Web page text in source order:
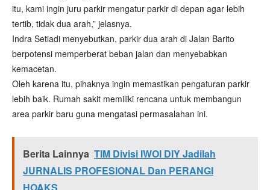
itu, kami ingin juru parkir mengatur parkir di depan agar lebih
tertib, tidak dua arah,” jelasnya.
Indra Setiadi menyebutkan, parkir dua arah di Jalan Barito
berpotensi memperberat beban jalan dan menyebabkan
kemacetan.
Oleh karena itu, pihaknya ingin memastikan pengaturan parkir
lebih baik. Rumah sakit memiliki rencana untuk membangun
area parkir baru guna mengatasi permasalahan ini.
Berita Lainnya TIM Divisi IWOI DIY Jadilah
JURNALIS PROFESIONAL Dan PERANGI